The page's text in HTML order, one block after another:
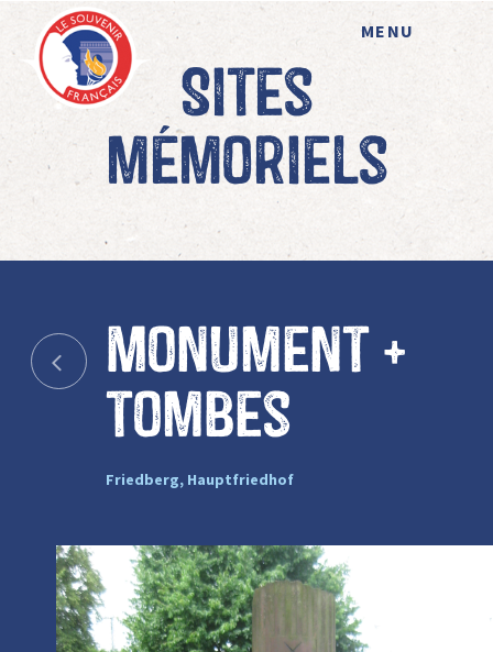
MENU
Sites
mémoriels
Monument +
tombes
Friedberg, Hauptfriedhof